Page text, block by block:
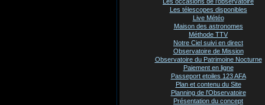
Les télescopes disponibles
Live Météo
Maison des astronomes
Méthode TTV
Notre Ciel suivi en direct
Observatoire de Mission
Observatoire du Patrimoine Nocturne
Paiement en ligne
Passeport etoiles 123 AFA
Plan et contenu du Site
Planning de l'Observatoire
Présentation du concept